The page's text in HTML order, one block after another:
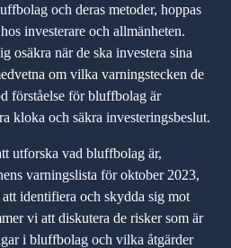
och deras metoder, hoppas
investerare och allmänheten.
osäkra när de ska investera sina
om vilka varningstecken de
förståelse för bluffbolag är
kloka och säkra investeringsbeslut.
utforska vad bluffbolag är,
varningslista för oktober 2023,
identifiera och skydda sig mot
vi att diskutera de risker som är
i bluffbolag och vilka åtgärder